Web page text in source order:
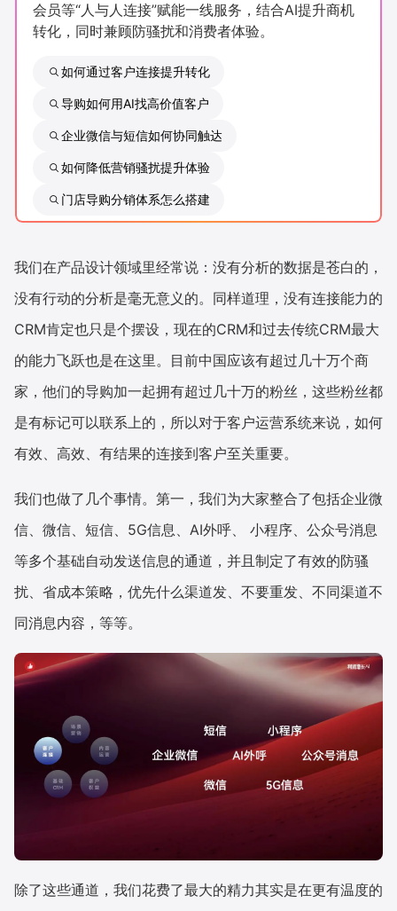
AllValue 战略合作
增长产品指南
智库 产品场景库
产品更新动态 帮助中心
行业洞察
新零售资讯
私域课程 新零售内参
增长俱乐部
合作共进
入驻有赞 认证代理商
认证服务商 设计服务商
会员等“人与人连接”赋能一线服务，结合AI提升商机
转化，同时兼顾防骚扰和消费者体验。
如何通过客户连接提升转化
导购如何用AI找高价值客户
企业微信与短信如何协同触达
如何降低营销骚扰提升体验
门店导购分销体系怎么搭建
我们在产品设计领域里经常说：没有分析的数据是苍白的，
没有行动的分析是毫无意义的。同样道理，没有连接能力的
CRM肯定也只是个摆设，现在的CRM和过去传统CRM最大
的能力飞跃也是在这里。目前中国应该有超过几十万个商
家，他们的导购加一起拥有超过几十万的粉丝，这些粉丝都
是有标记可以联系上的，所以对于客户运营系统来说，如何
有效、高效、有结果的连接到客户至关重要。
我们也做了几个事情。第一，我们为大家整合了包括企业微
信、微信、短信、5G信息、AI外呼、 小程序、公众号消息
等多个基础自动发送信息的通道，并且制定了有效的防骚
扰、省成本策略，优先什么渠道发、不要重发、不同渠道不
同消息内容，等等。
除了这些通道，我们花费了最大的精力其实是在更有温度的